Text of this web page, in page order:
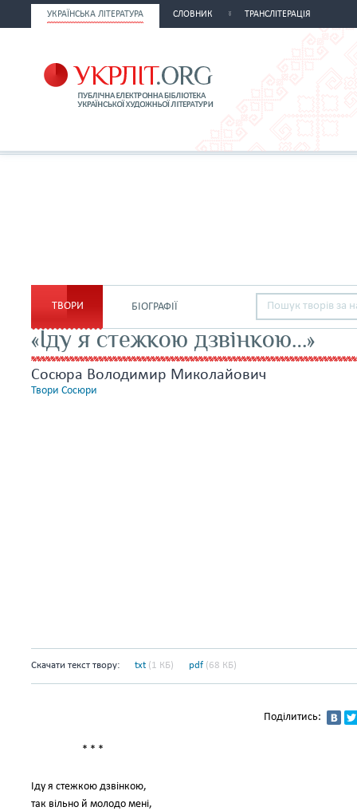
УКРАЇНСЬКА ЛІТЕРАТУРА СЛОВНИК ТРАНСЛІТЕРАЦІЯ
ТВОРИ БІОГРАФІЇ
«Іду я стежкою дзвінкою…»
Сосюра Володимир Миколайович
Твори Сосюри
Скачати текст твору: txt (1 КБ) pdf (68 КБ)
Поділитись:
* * *
Іду я стежкою дзвінкою,
так вільно й молодо мені,